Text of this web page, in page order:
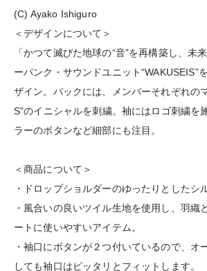
(C) Ayako Ishiguro
＜デザインについて＞
「かつて滅びた地球の“音”を再構築し、未
ーパンク・サウンドユニット“WAKUSEIS”
ザイン。バックには、メンバーそれぞれの
S”のイニシャルを刺繍。袖にはロゴ刺繍を
ラーのボタンなど細部にも注目。
＜商品について＞
・ドロップショルダーのゆったりとしたシ
・風合いの良いツイル生地を使用し、羽織
ートに使いやすいアイテム。
・袖口にボタンが２つ付いているので、オ
しても袖口はピッタリとフィットします。